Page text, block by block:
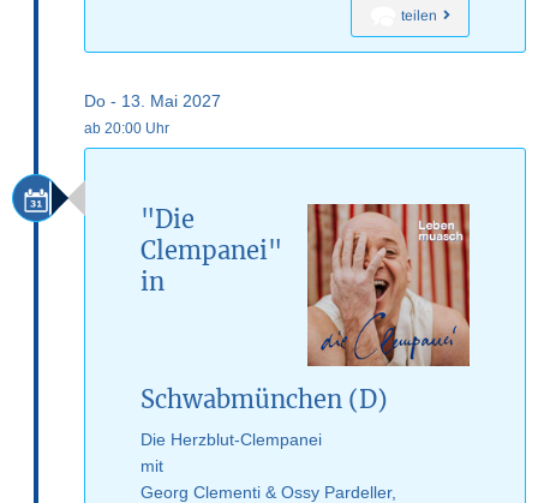
teilen
Do - 13. Mai 2027
ab 20:00 Uhr
"Die
Clempanei"
in
Schwabmünchen (D)
Die Herzblut-Clempanei
mit
Georg Clementi & Ossy Pardeller,